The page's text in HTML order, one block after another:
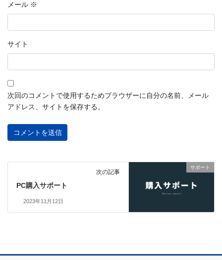
メール ※
サイト
次回のコメントで使用するためブラウザーに自分の名前、メール
アドレス、サイトを保存する。
サポート
次の記事
PC購入サポート
2023年11月12日